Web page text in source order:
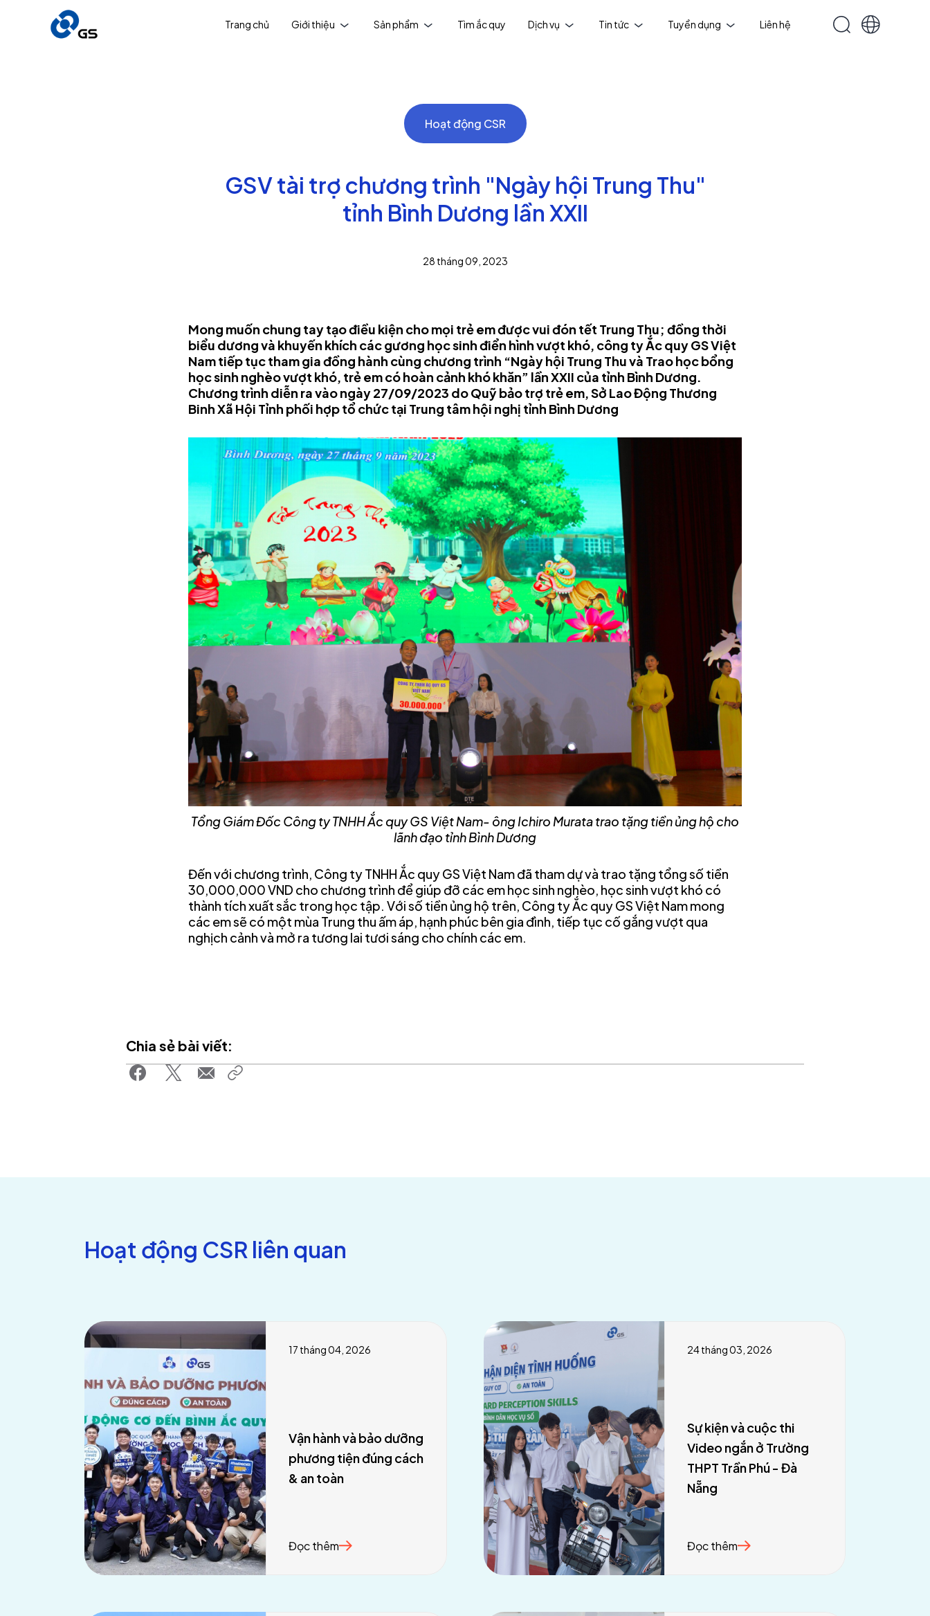
Trang chủ Giới thiệu Sản phẩm Tìm ắc quy Dịch vụ Tin tức Tuyển dụng Liên hệ
Hoạt động CSR
GSV tài trợ chương trình "Ngày hội Trung Thu"
tỉnh Bình Dương lần XXII
28 tháng 09, 2023
Mong muốn chung tay tạo điều kiện cho mọi trẻ em được vui đón tết Trung Thu; đồng thời
biểu dương và khuyến khích các gương học sinh điển hình vượt khó, công ty Ắc quy GS Việt
Nam tiếp tục tham gia đồng hành cùng chương trình “Ngày hội Trung Thu và Trao học bổng
học sinh nghèo vượt khó, trẻ em có hoàn cảnh khó khăn” lần XXII của tỉnh Bình Dương.
Chương trình diễn ra vào ngày 27/09/2023 do Quỹ bảo trợ trẻ em, Sở Lao Động Thương
Binh Xã Hội Tỉnh phối hợp tổ chức tại Trung tâm hội nghị tỉnh Bình Dương
Tổng Giám Đốc Công ty TNHH Ắc quy GS Việt Nam- ông Ichiro Murata trao tặng tiền ủng hộ cho
lãnh đạo tỉnh Bình Dương
Đến với chương trình, Công ty TNHH Ắc quy GS Việt Nam đã tham dự và trao tặng tổng số tiền
30,000,000 VND cho chương trình để giúp đỡ các em học sinh nghèo, học sinh vượt khó có
thành tích xuất sắc trong học tập. Với số tiền ủng hộ trên, Công ty Ắc quy GS Việt Nam mong
các em sẽ có một mùa Trung thu ấm áp, hạnh phúc bên gia đình, tiếp tục cố gắng vượt qua
nghịch cảnh và mở ra tương lai tươi sáng cho chính các em.
Chia sẻ bài viết:
Hoạt động CSR liên quan
17 tháng 04, 2026
Vận hành và bảo dưỡng
phương tiện đúng cách
& an toàn
Đọc thêm
24 tháng 03, 2026
Sự kiện và cuộc thi
Video ngắn ở Trường
THPT Trần Phú - Đà
Nẵng
Đọc thêm